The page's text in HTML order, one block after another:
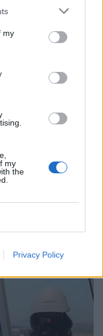
my
my
the
Privacy Policy